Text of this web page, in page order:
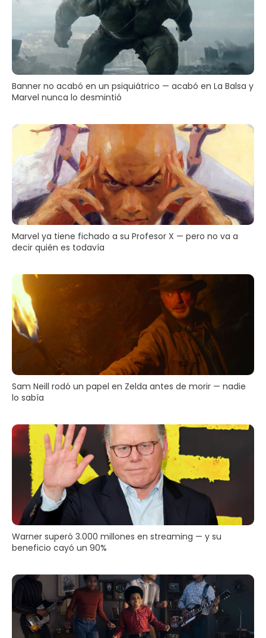
Banner no acabó en un psiquiátrico — acabó en La Balsa y
Marvel nunca lo desmintió
Marvel ya tiene fichado a su Profesor X — pero no va a
decir quién es todavía
Sam Neill rodó un papel en Zelda antes de morir — nadie
lo sabía
Warner superó 3.000 millones en streaming — y su
beneficio cayó un 90%